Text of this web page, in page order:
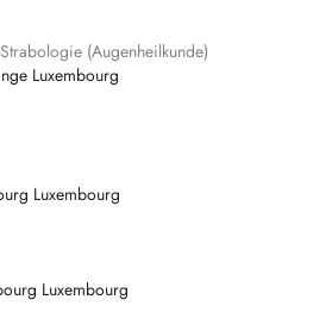
(Augenheilkunde)
Luxembourg
Luxembourg
Luxembourg